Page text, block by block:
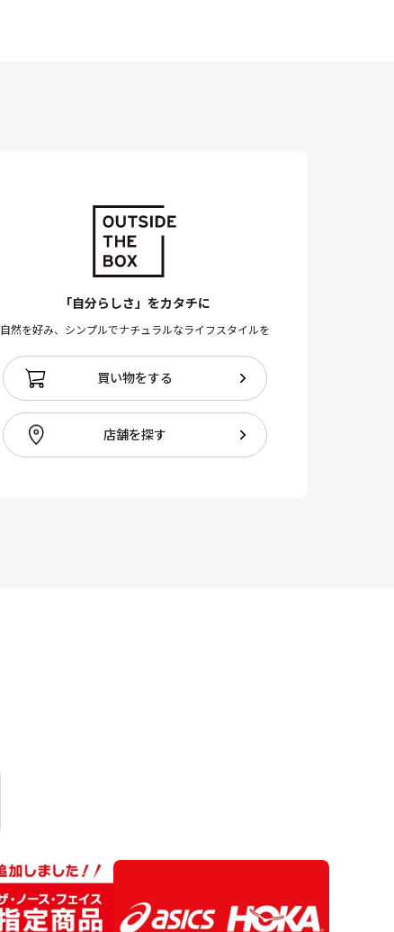
「自分らしさ」をカタチに
自然を好み、シンプルでナチュラルなライフスタイルを
買い物をする
店舗を探す